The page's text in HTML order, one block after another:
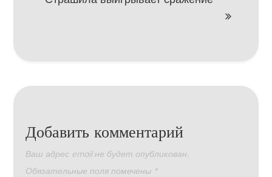
Добавить комментарий
Ваш адрес email не будет опубликован.
Обязательные поля помечены *